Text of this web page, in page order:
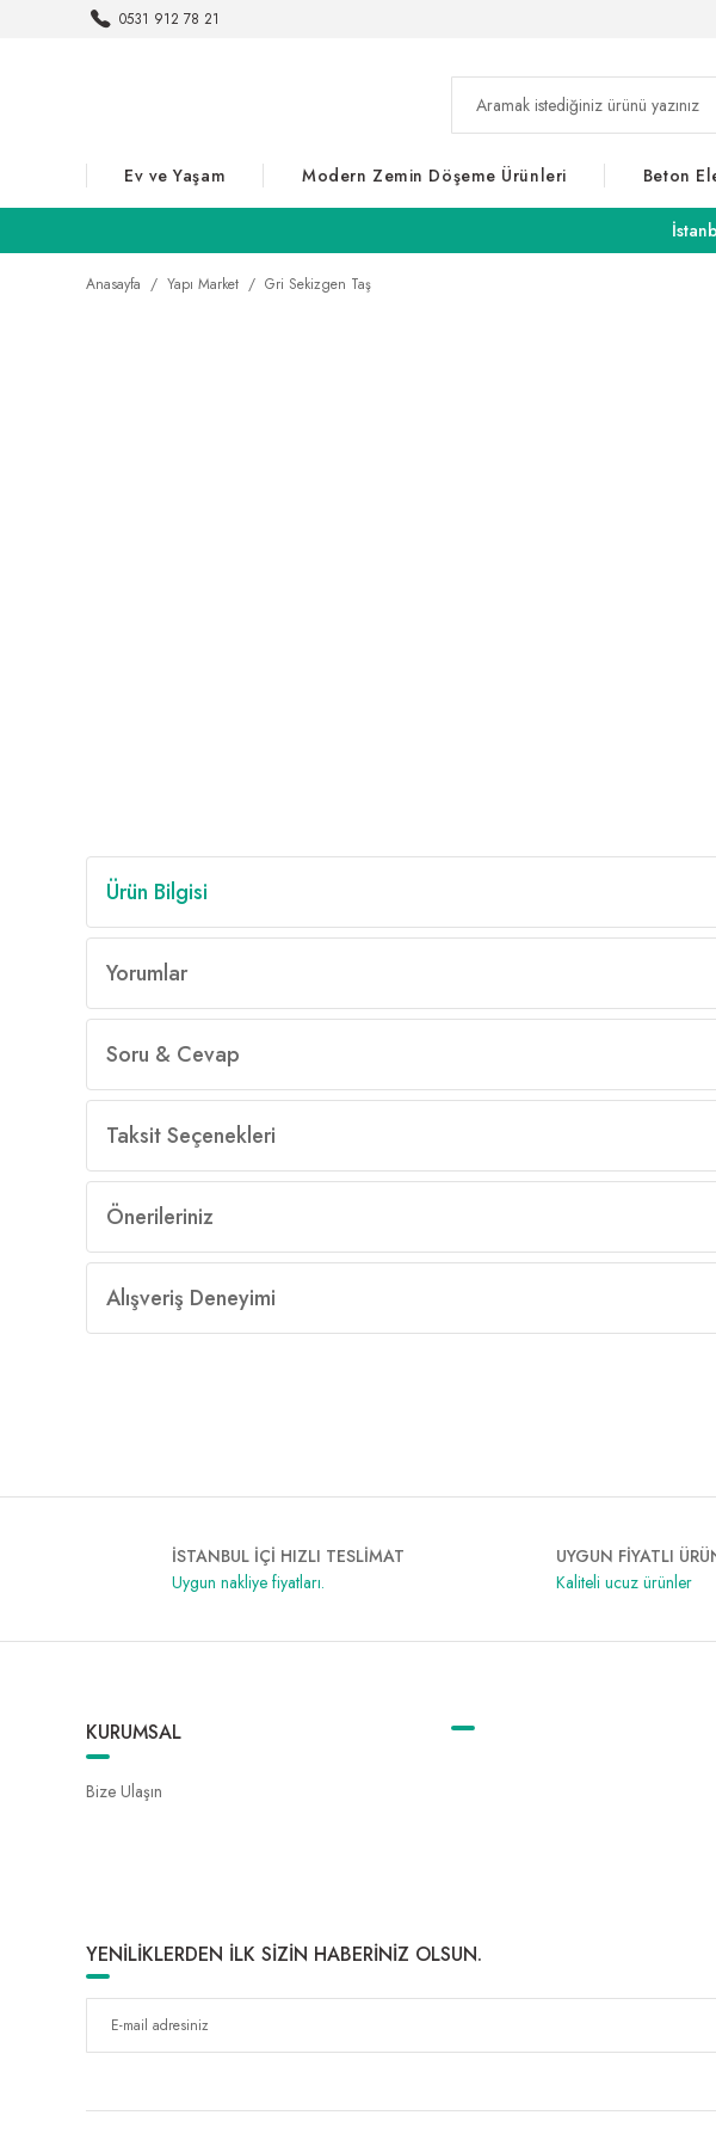
0531 912 78 21
Ev ve Yaşam Modern Zemin Döşeme Ürünleri Beton
Anasayfa Yapı Market Gri Sekizgen Taş
Ürün Bilgisi
Yorumlar
Soru & Cevap
Taksit Seçenekleri
Önerileriniz
Alışveriş Deneyimi
İSTANBUL İÇİ HIZLI TESLİMAT
Uygun nakliye fiyatları.
UYGUN FİYATLI
Kaliteli ucuz ürünler
KURUMSAL
Bize Ulaşın
YENİLİKLERDEN İLK SİZİN HABERİNİZ OLSUN.